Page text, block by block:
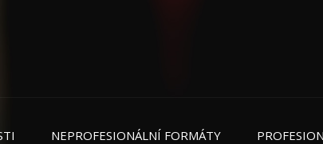
NEPROFESIONÁLNÍ FORMÁTY